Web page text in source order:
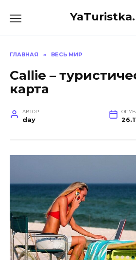
ГЛАВНАЯ » ВЕСЬ МИР
Callie –
карта
АВТОР
day